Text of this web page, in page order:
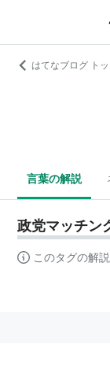
はてなブログ ト
言葉の解説
政党マッチン
このタグの解